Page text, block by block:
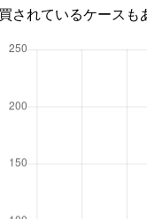
されているケースも